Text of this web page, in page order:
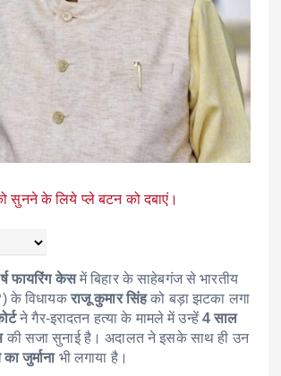
सुनने के लिये प्ले बटन को दबाएं।
फायरिंग केसमें बिहार के साहेबगंज से भारतीय
के विधायकराजू कुमार सिंहको बड़ा झटका लगा
ने गैर-इरादतन हत्या के मामले में उन्हें 4 साल
की सजा सुनाई है। अदालत ने इसके साथ ही उन
जुर्मानाभी लगाया है।